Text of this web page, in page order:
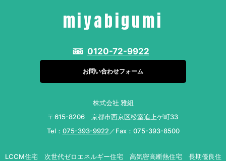
miyabigumi
0120-72-9922
お問い合わせフォーム
株式会社 雅組
〒615-8206 京都市西京区松室追上ゲ町33
Tel： 075-393-9922 ／Fax：075-393-8500
LCCM住宅 次世代ゼロエネルギー住宅 高気密高断熱住宅 長期優良住